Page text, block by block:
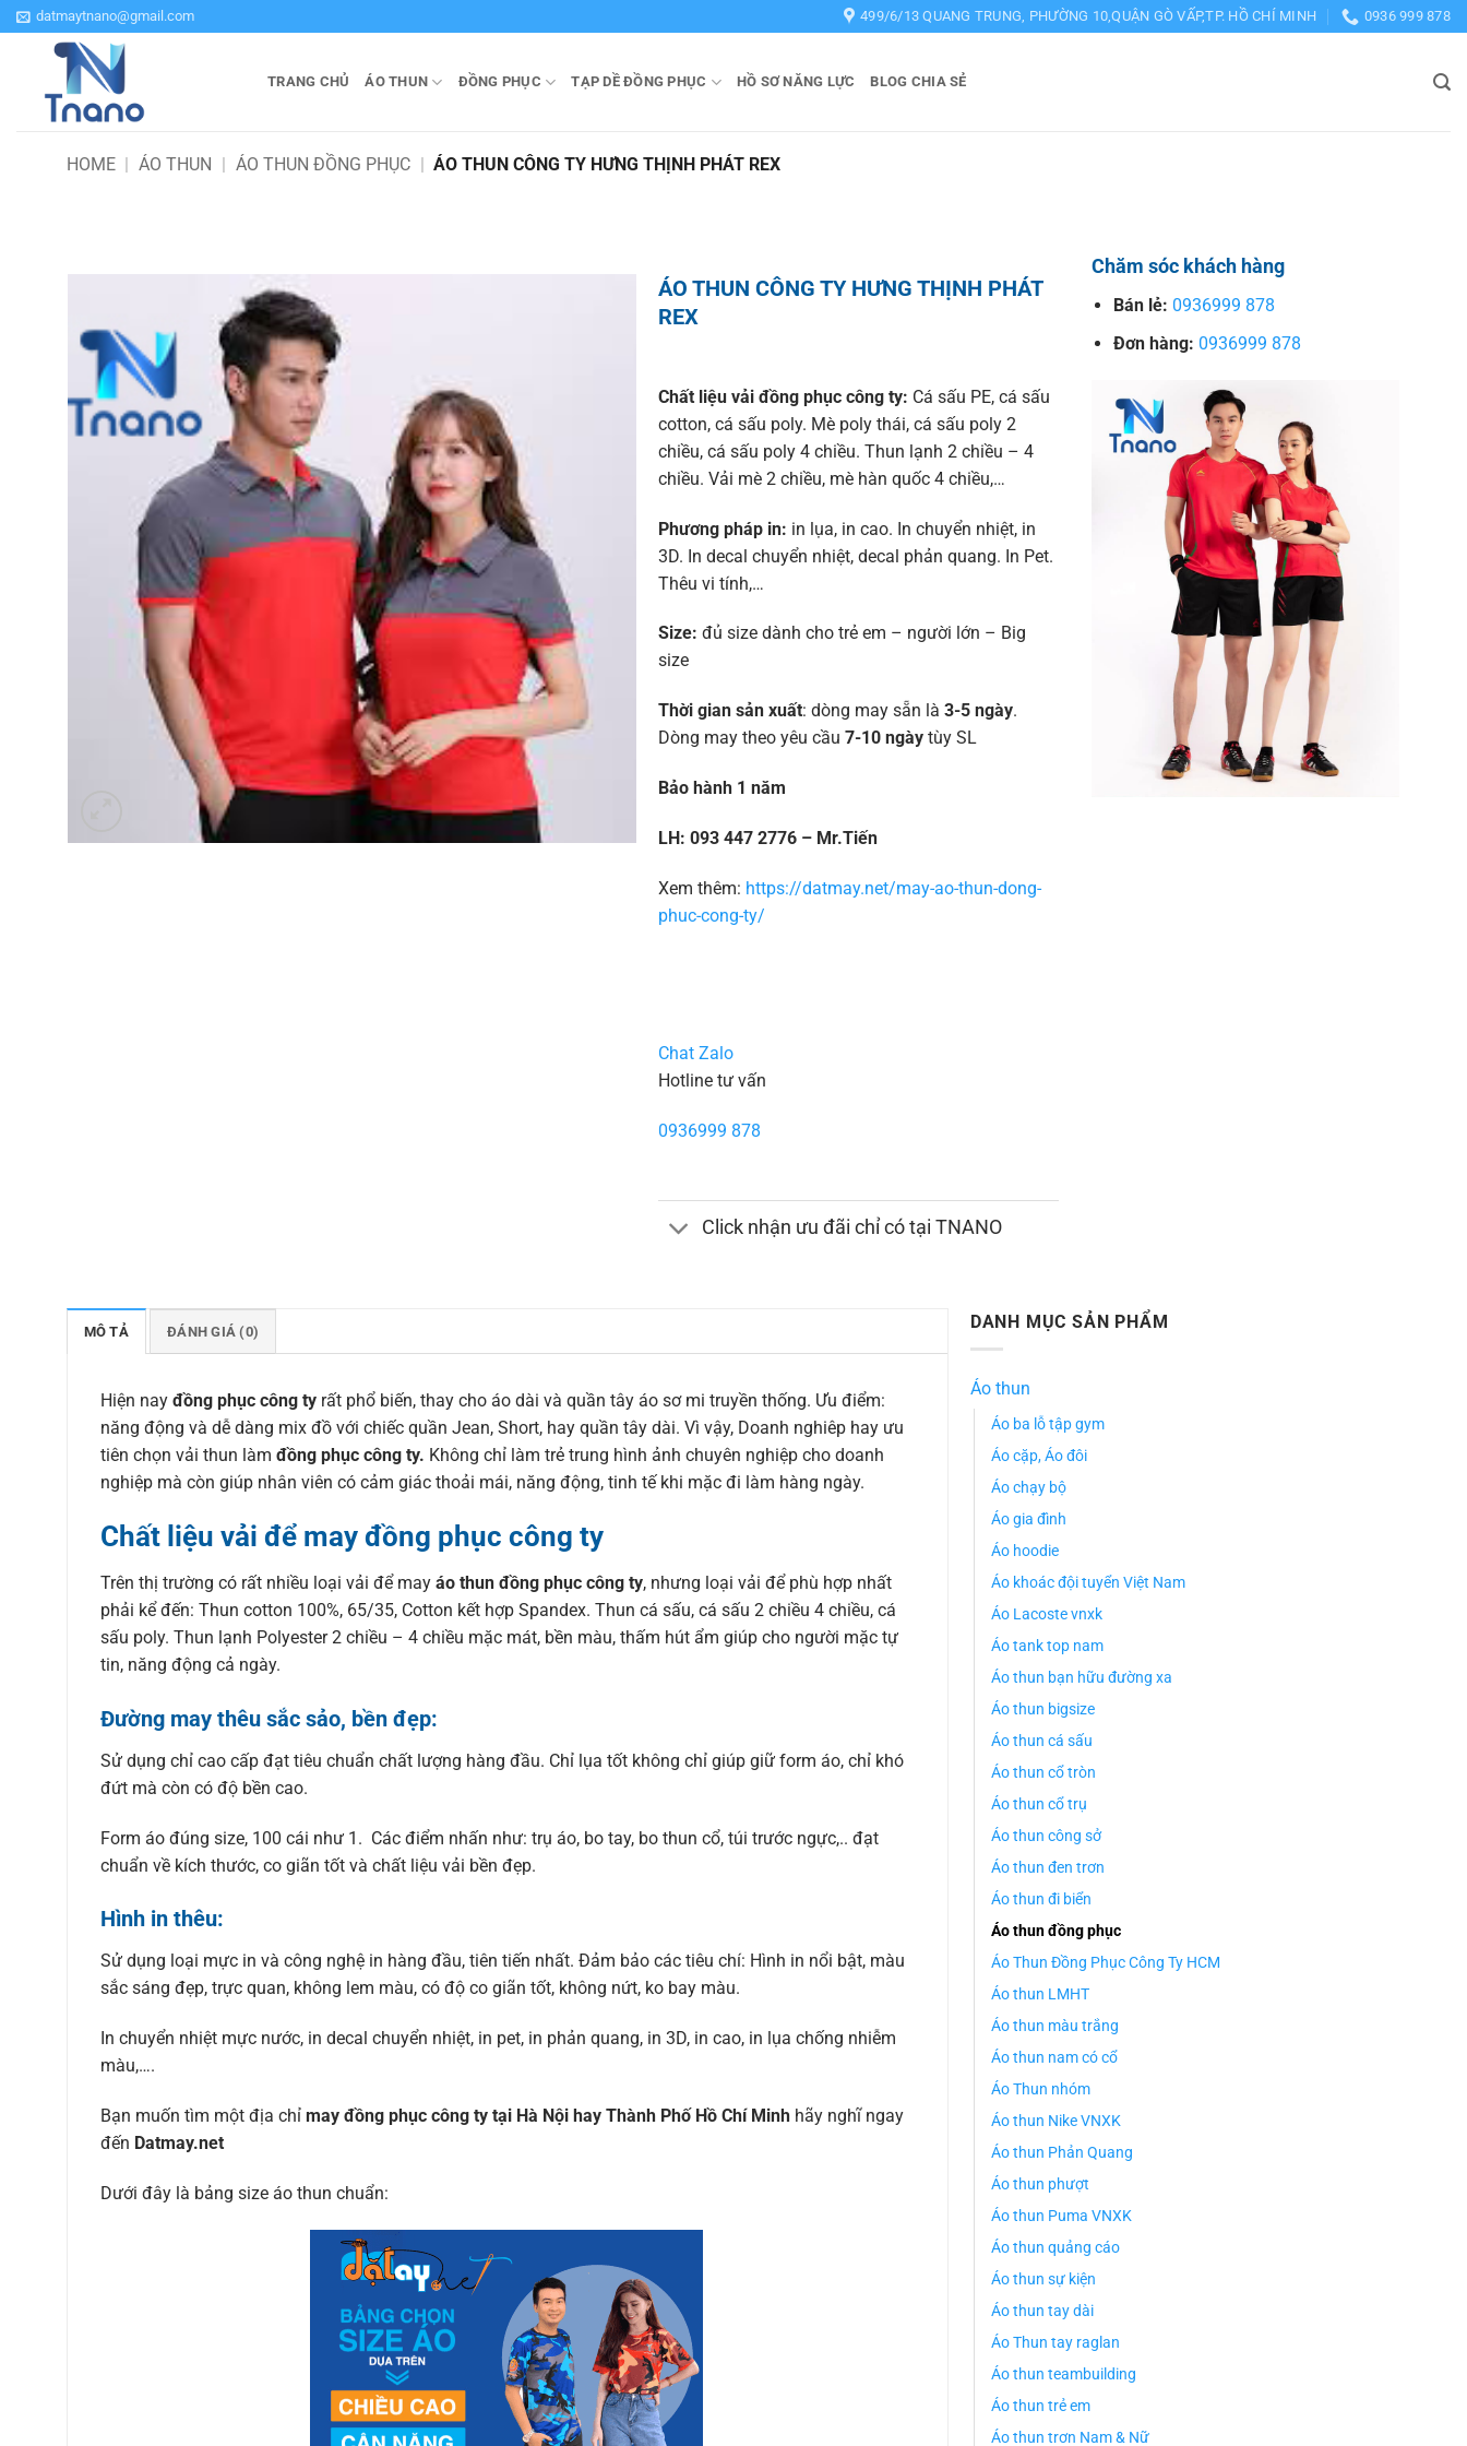
Bỏ
qua
datmaytnano@gmail.com 499/6/13 QUANG TRUNG, PHƯỜNG 10,QUẬN GÒ VẤP,TP. HỒ CHÍ MINH 0936 999 878
TRANG CHỦ ÁO THUN ĐỒNG PHỤC TẠP DỀ ĐỒNG PHỤC HỒ SƠ NĂNG LỰC BLOG CHIA SẺ
HOME | ÁO THUN | ÁO THUN ĐỒNG PHỤC | ÁO THUN CÔNG TY HƯNG THỊNH PHÁT REX
ÁO THUN CÔNG TY HƯNG THỊNH PHÁT
REX
Chất liệu vải đồng phục công ty: Cá sấu PE, cá sấu
cotton, cá sấu poly. Mè poly thái, cá sấu poly 2
chiều, cá sấu poly 4 chiều. Thun lạnh 2 chiều – 4
chiều. Vải mè 2 chiều, mè hàn quốc 4 chiều,…
Phương pháp in: in lụa, in cao. In chuyển nhiệt, in
3D. In decal chuyển nhiệt, decal phản quang. In Pet.
Thêu vi tính,…
Size: đủ size dành cho trẻ em – người lớn – Big
size
Thời gian sản xuất: dòng may sẵn là 3-5 ngày.
Dòng may theo yêu cầu 7-10 ngàytùy SL
Bảo hành 1 năm
LH: 093 447 2776 – Mr.Tiến
Xem thêm: https://datmay.net/may-ao-thun-dong-
phuc-cong-ty/
Chat Zalo
Hotline tư vấn
0936999 878
Click nhận ưu đãi chỉ có tại TNANO
Chăm sóc khách hàng
Bán lẻ: 0936999 878
Đơn hàng: 0936999 878
MÔ TẢ ĐÁNH GIÁ (0)
Hiện nay đồng phục công tyrất phổ biến, thay cho áo dài và quần tây áo sơ mi truyền thống. Ưu điểm:
năng động và dễ dàng mix đồ với chiếc quần Jean, Short, hay quần tây dài. Vì vậy, Doanh nghiêp hay ưu
tiên chọn vải thun làm đồng phục công ty. Không chỉ làm trẻ trung hình ảnh chuyên nghiệp cho doanh
nghiệp mà còn giúp nhân viên có cảm giác thoải mái, năng động, tinh tế khi mặc đi làm hàng ngày.
Chất liệu vải để may đồng phục công ty
Trên thị trường có rất nhiều loại vải để may áo thun đồng phục công ty, nhưng loại vải để phù hợp nhất
phải kể đến: Thun cotton 100%, 65/35, Cotton kết hợp Spandex. Thun cá sấu, cá sấu 2 chiều 4 chiều, cá
sấu poly. Thun lạnh Polyester 2 chiều – 4 chiều mặc mát, bền màu, thấm hút ẩm giúp cho người mặc tự
tin, năng động cả ngày.
Đường may thêu sắc sảo, bền đẹp:
Sử dụng chỉ cao cấp đạt tiêu chuẩn chất lượng hàng đầu. Chỉ lụa tốt không chỉ giúp giữ form áo, chỉ khó
đứt mà còn có độ bền cao.
Form áo đúng size, 100 cái như 1. Các điểm nhấn như: trụ áo, bo tay, bo thun cổ, túi trước ngực,.. đạt
chuẩn về kích thước, co giãn tốt và chất liệu vải bền đẹp.
Hình in thêu:
Sử dụng loại mực in và công nghệ in hàng đầu, tiên tiến nhất. Đảm bảo các tiêu chí: Hình in nổi bật, màu
sắc sáng đẹp, trực quan, không lem màu, có độ co giãn tốt, không nứt, ko bay màu.
In chuyển nhiệt mực nước, in decal chuyển nhiệt, in pet, in phản quang, in 3D, in cao, in lụa chống nhiễm
màu,….
Bạn muốn tìm một địa chỉ may đồng phục công ty tại Hà Nội hay Thành Phố Hồ Chí Minhhãy nghĩ ngay
đến Datmay.net
Dưới đây là bảng size áo thun chuẩn:
DANH MỤC SẢN PHẨM
Áo thun
Áo ba lỗ tập gym
Áo cặp, Áo đôi
Áo chạy bộ
Áo gia đình
Áo hoodie
Áo khoác đội tuyển Việt Nam
Áo Lacoste vnxk
Áo tank top nam
Áo thun bạn hữu đường xa
Áo thun bigsize
Áo thun cá sấu
Áo thun cổ tròn
Áo thun cổ trụ
Áo thun công sở
Áo thun đen trơn
Áo thun đi biển
Áo thun đồng phục
Áo Thun Đồng Phục Công Ty HCM
Áo thun LMHT
Áo thun màu trắng
Áo thun nam có cổ
Áo Thun nhóm
Áo thun Nike VNXK
Áo thun Phản Quang
Áo thun phượt
Áo thun Puma VNXK
Áo thun quảng cáo
Áo thun sự kiện
Áo thun tay dài
Áo Thun tay raglan
Áo thun teambuilding
Áo thun trẻ em
Áo thun trơn Nam & Nữ